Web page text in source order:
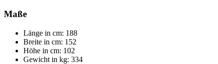
Maße
Länge in cm: 188
Breite in cm: 152
Höhe in cm: 102
Gewicht in kg: 334